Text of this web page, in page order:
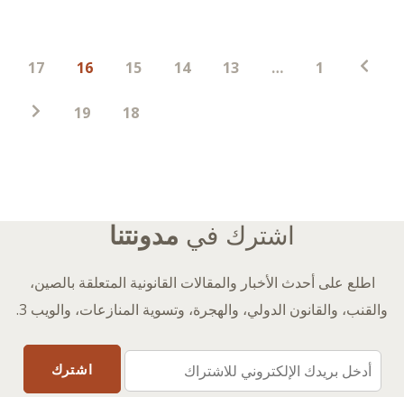
ترقيم
المنشورات
1
…
13
14
15
16
17
18
19
اشترك في مدونتنا
اطلع على أحدث الأخبار والمقالات القانونية المتعلقة بالصين،
والقنب، والقانون الدولي، والهجرة، وتسوية المنازعات، والويب 3.